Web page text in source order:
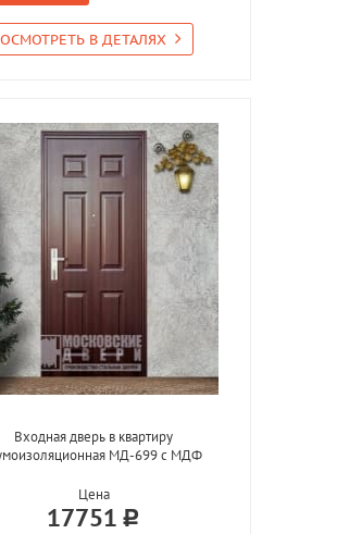
В ДЕТАЛЯХ
Входная дверь в квартиру
МД-699 с МДФ
Цена
17751